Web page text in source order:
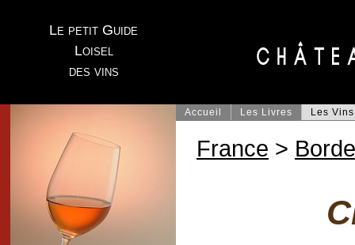
Le petit Guide
Loisel
des vins
Accueil Les Livres Les Vins
France >